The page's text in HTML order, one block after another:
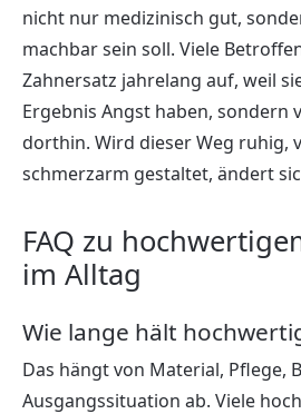
nicht nur medizinisch gut,
machbar sein soll. Viele
Zahnersatz jahrelang auf, weil
Ergebnis Angst haben, sondern
dorthin. Wird dieser Weg ruhig,
schmerzarm gestaltet, ändert
FAQ zu
im Alltag
Wie lange hält
Das hängt von Material, Pflege,
Ausgangssituation ab. Viele